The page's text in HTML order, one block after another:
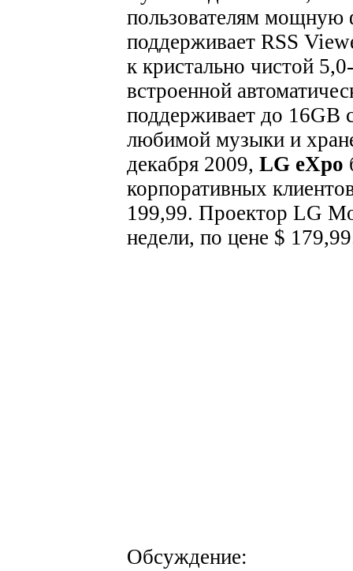
пользователям мощную
поддерживает RSS
к кристально чистой
встроенной
поддерживает до 16GB
любимой музыки и
декабря 2009, LG eXpo
корпоративных
199,99. Проектор LG
недели, по цене $
Обсуждение: